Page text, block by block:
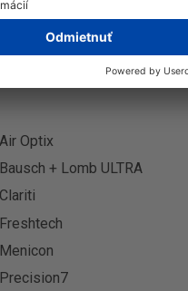
Air Optix
Bausch + Lomb ULTRA
Clariti
Freshtech
Menicon
Precision7